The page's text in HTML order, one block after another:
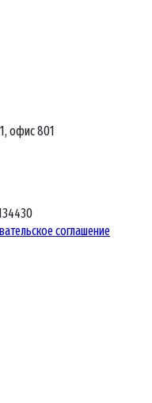
офис 801
соглашение